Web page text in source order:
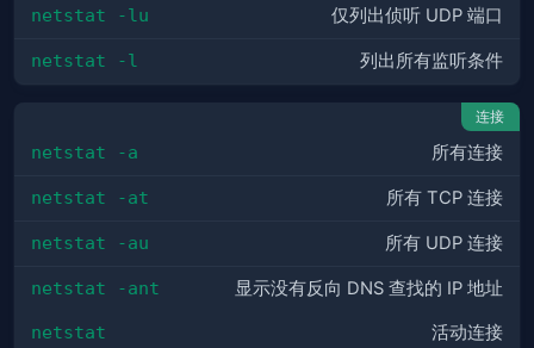
netstat -lu 仅列出侦听 UDP 端口
netstat -l 列出所有监听条件
连接
netstat -a 所有连接
netstat -at 所有 TCP 连接
netstat -au 所有 UDP 连接
netstat -ant 显示没有反向 DNS 查找的 IP 地址
netstat 活动连接